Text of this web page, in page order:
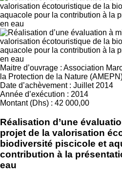
Maitre d’ouvrage : Association
la Protection de la Nature
Date d’achèvement : Juillet 2014
Année d’exécution : 2014
Montant (Dhs) : 42 000,00
Réalisation d’une
projet de la valorisation
biodiversité piscicole et
contribution à la
eau